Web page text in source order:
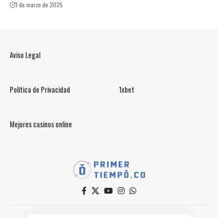
1 de marzo de 2025
Aviso Legal
Política de Privacidad 1xbet
Mejores casinos online